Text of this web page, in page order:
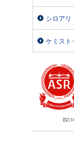
シロアリ
ケミスト